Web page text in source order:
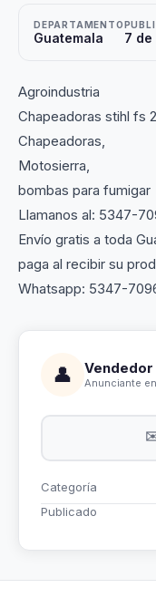
DEPARTAMENTO
Guatemala 7
Agroindustria
Chapeadoras stihl fs
Chapeadoras,
Motosierra,
bombas para fumigar
Llamanos al: 5347-
Envío gratis a toda
paga al recibir su
Whatsapp: 5347-
👤 Vendedor
Anunciante
Categoría
Publicado